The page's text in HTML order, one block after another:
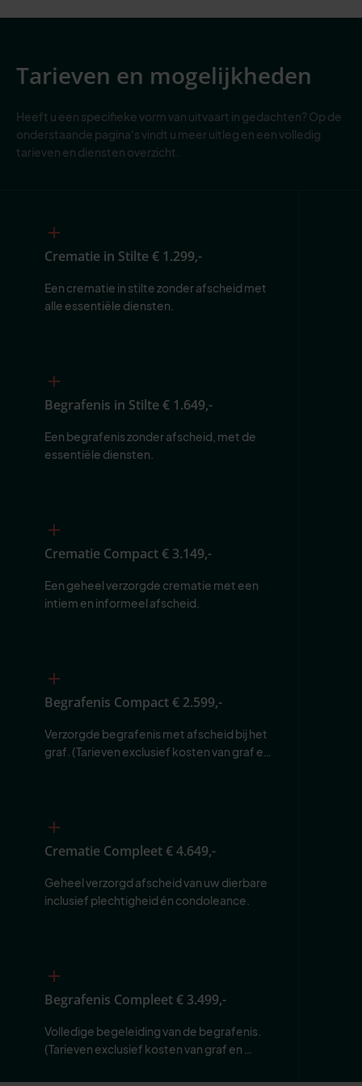
Tarieven en mogelijkheden
Heeft u een specifieke vorm van uitvaart in gedachten? Op de
onderstaande pagina's vindt u meer uitleg en een volledig
tarieven en diensten overzicht.
Crematie in Stilte€ 1.299,-
Een crematie in stilte zonder afscheid met
alle essentiële diensten.
Begrafenis in Stilte€ 1.649,-
Een begrafenis zonder afscheid, met de
essentiële diensten.
Crematie Compact€ 3.149,-
Een geheel verzorgde crematie met een
intiem en informeel afscheid.
Begrafenis Compact€ 2.599,-
Verzorgde begrafenis met afscheid bij het
graf. (Tarieven exclusief kosten van graf en
Crematie Compleet€ 4.649,-
Geheel verzorgd afscheid van uw dierbare
inclusief plechtigheid én condoleance.
Begrafenis Compleet€ 3.499,-
Volledige begeleiding van de begrafenis.
(Tarieven exclusief kosten van graf en